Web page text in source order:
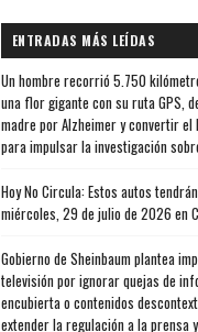
ENTRADAS MÁS LEÍDAS
Un hombre recorrió 5.750
una flor gigante con su ruta GPS,
madre por Alzheimer y convertir el
para impulsar la investigación
Hoy No Circula: Estos autos
miércoles, 29 de julio de 2026 en
Gobierno de Sheinbaum plantea
televisión por ignorar quejas de
encubierta o contenidos
extender la regulación a la prensa